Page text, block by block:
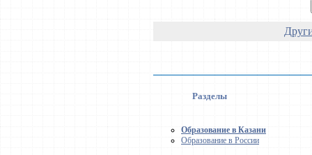
Разделы
Образование в Казани
Образование в России